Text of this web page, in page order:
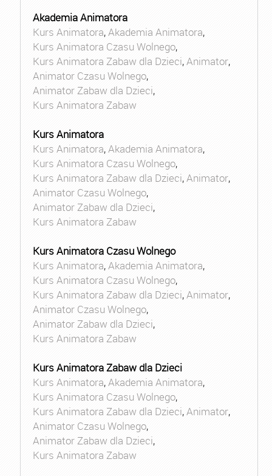
Akademia Animatora
Kurs Animatora,Akademia Animatora,
Kurs Animatora Czasu Wolnego,
Kurs Animatora Zabaw dla Dzieci,Animator,
Animator Czasu Wolnego,
Animator Zabaw dla Dzieci,
Kurs Animatora Zabaw
Kurs Animatora
Kurs Animatora,Akademia Animatora,
Kurs Animatora Czasu Wolnego,
Kurs Animatora Zabaw dla Dzieci,Animator,
Animator Czasu Wolnego,
Animator Zabaw dla Dzieci,
Kurs Animatora Zabaw
Kurs Animatora Czasu Wolnego
Kurs Animatora,Akademia Animatora,
Kurs Animatora Czasu Wolnego,
Kurs Animatora Zabaw dla Dzieci,Animator,
Animator Czasu Wolnego,
Animator Zabaw dla Dzieci,
Kurs Animatora Zabaw
Kurs Animatora Zabaw dla Dzieci
Kurs Animatora,Akademia Animatora,
Kurs Animatora Czasu Wolnego,
Kurs Animatora Zabaw dla Dzieci,Animator,
Animator Czasu Wolnego,
Animator Zabaw dla Dzieci,
Kurs Animatora Zabaw